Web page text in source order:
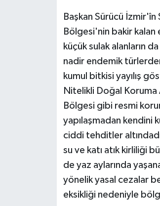
Başkan Sürücü İzmir'în
Bölgesi'nin bakir kalan
küçük sulak alanların
nadir endemik
kumul bitkisi yayılış
Nitelikli Doğal Koruma
Bölgesi gibi resmi
yapılaşmadan kendini
ciddi tehditler
su ve katı atık kirliliği
de yaz aylarında
yönelik yasal cezalar
eksikliği nedeniyle
Jandarma
KÜLTÜR SANAT
MAGAZİN
Otomobil
POLİTİKA